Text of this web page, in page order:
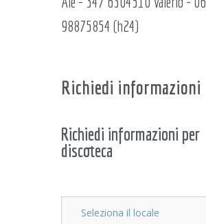
98875854 (h24)
Richiedi informazioni
Richiedi informazioni per
discoteca